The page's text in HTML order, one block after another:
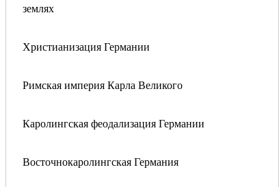
землях
Христианизация Германии
Римская империя Карла Великого
Каролингская феодализация Германии
Восточнокаролингская Германия